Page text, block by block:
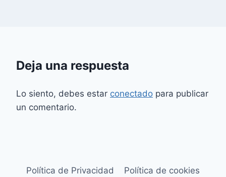
Deja una respuesta
Lo siento, debes estar conectado para publicar
un comentario.
Política de Privacidad Política de cookies